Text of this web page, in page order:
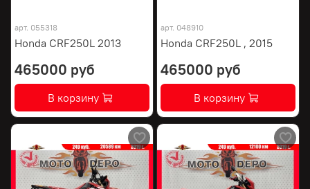
арт. 055318
Honda CRF250L 2013
465000 руб
В корзину
арт. 048910
Honda CRF250L , 2015
465000 руб
В корзину